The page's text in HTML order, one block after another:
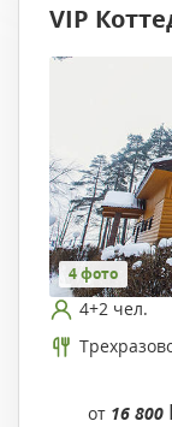
VIP
4 фото
4+2 чел.
от 16 800